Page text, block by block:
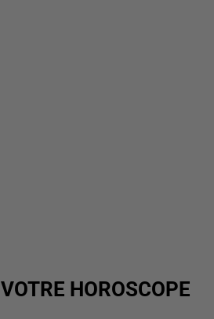
VOTRE HOROSCOPE